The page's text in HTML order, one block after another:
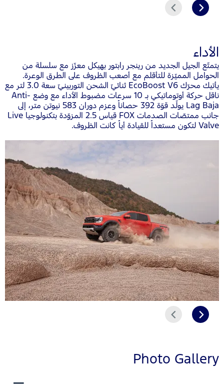
التالي السابق
الأداء
يتمتّع الجيل الجديد من رينجر رابتور بهيكل معزّز مع سلسلة من
الحوامل المميّزة للتأقلم مع أصعب الظروف على الطرق الوعرة.
يأتيك محرّك EcoBoost V6 ثنائيّ الشحن التوربينيّ سعة 3.0 لتر مع
ناقل حركة أوتوماتيكي بـ 10 سرعات مضبوط الأداء مع وضع Anti-
Lag Baja يولّد قوّة 392 حصاناً وعزم دوران 583 نيوتن متر، إلى
جانب ممتصّات الصدمات FOX قياس 2.5 المزوّدة بتكنولوجيا Live
Valve لتكون مستعداً للقيادة أياً كانت الظروف.
التالي السابق
Photo Gallery